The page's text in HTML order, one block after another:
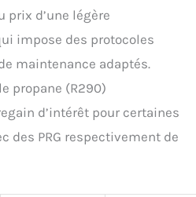
prix d’une légère
impose des protocoles
maintenance adaptés.
propane (R290)
d’intérêt pour certaines
des PRG respectivement de